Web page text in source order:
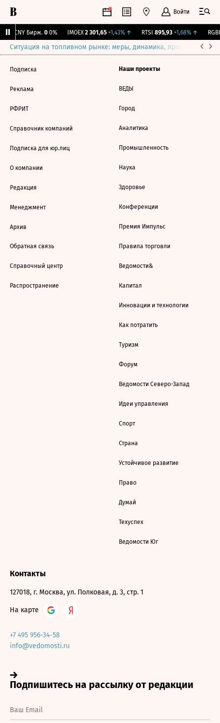
Войти
CNY Бирж. 0 0% IMOEX 2 301,65 +1,43%↑ RTSI 895,93 +1,68%↑ RGBI
Ситуация на топливном рынке: меры, динамика, прогнозы
Подписка
Реклама
РФРИТ
Справочник компаний
Подписка для юр.лиц
О компании
Редакция
Менеджмент
Архив
Обратная связь
Справочный центр
Распространение
Наши проекты
ВЕДЫ
Город
Аналитика
Промышленность
Наука
Здоровье
Конференции
Премия Импульс
Правила торговли
Ведомости&
Капитал
Инновации и технологии
Как потратить
Туризм
Форум
Ведомости Северо-Запад
Идеи управления
Спорт
Страна
Устойчивое развитие
Право
Думай
Техуспех
Ведомости Юг
Контакты
127018, г. Москва, ул. Полковая, д. 3, стр. 1
На карте
+7 495 956-34-58
info@vedomosti.ru